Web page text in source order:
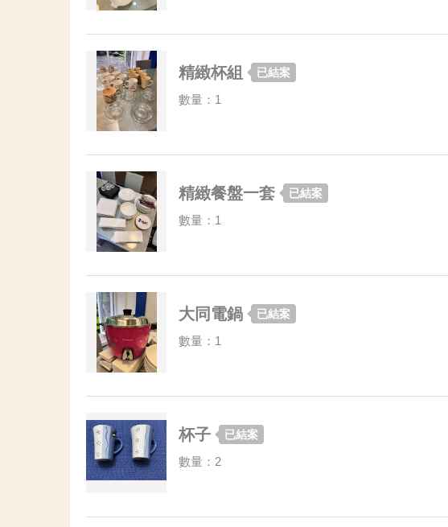
精緻杯組 已結案
數量：1
精緻餐盤一套 已結案
數量：1
大同電鍋 已結案
數量：1
杯子 已結案
數量：2